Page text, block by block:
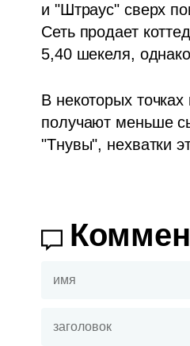
и "Штраус" сверх
Сеть продает
5,40 шекеля,
В некоторых
получают меньше
"Тнувы", нехватки